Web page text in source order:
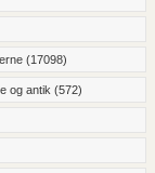
(17098)
og antik (572)